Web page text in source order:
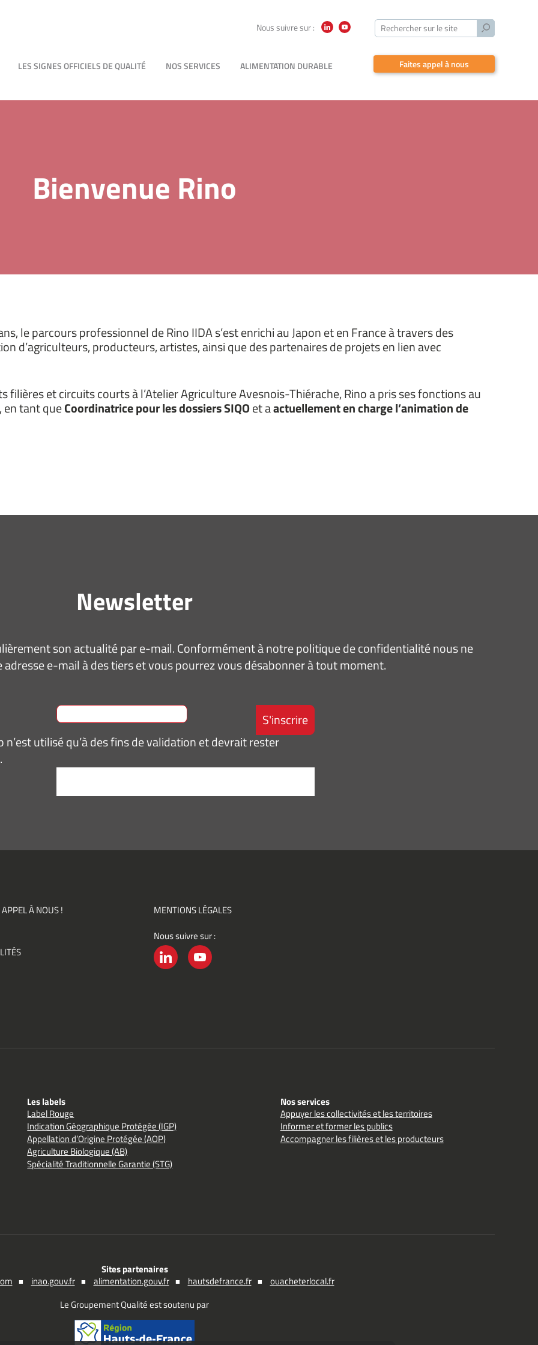
Nous suivre sur :
Rechercher sur le site
Lancer
recherche
LES SIGNES OFFICIELS DE QUALITÉ NOS SERVICES ALIMENTATION DURABLE Faites appel à nous
Bienvenue Rino
le parcours professionnel de Rino IIDA s’est enrichi au Japon et en France à travers des
d’agriculteurs, producteurs, artistes, ainsi que des partenaires de projets en lien avec
et circuits courts à l’Atelier Agriculture Avesnois-Thiérache, Rino a pris ses fonctions au
en tant queCoordinatrice pour les dossiers SIQOet aactuellement en charge l’animation de
Newsletter
son actualité par e-mail. Conformément à notre politique de confidentialité nous ne
e-mail à des tiers et vous pourrez vous désabonner à tout moment.
n’est utilisé qu’à des fins de validation et devrait rester
des
À NOUS !
MENTIONS LÉGALES
Nous suivre sur :
Les labels
Label Rouge
Indication Géographique Protégée (IGP)
Appellation d’Origine Protégée (AOP)
Agriculture Biologique (AB)
Spécialité Traditionnelle Garantie (STG)
Nos services
Appuyer les collectivités et les territoires
Informer et former les publics
Accompagner les filières et les producteurs
Sites partenaires
inao.gouv.fr alimentation.gouv.fr hautsdefrance.fr
ouacheterlocal.fr
Le Groupement Qualité est soutenu par